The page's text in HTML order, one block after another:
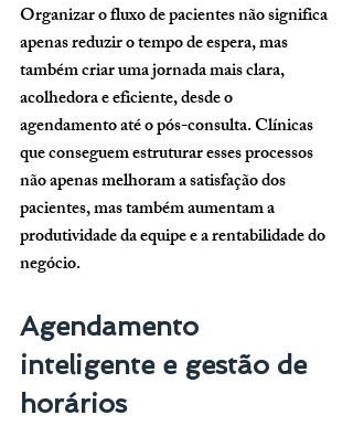
Organizar o fluxo de pacientes não significa
apenas reduzir o tempo de espera, mas
também criar uma jornada mais clara,
acolhedora e eficiente, desde o
agendamento até o pós-consulta. Clínicas
que conseguem estruturar esses processos
não apenas melhoram a satisfação dos
pacientes, mas também aumentam a
produtividade da equipe e a rentabilidade do
negócio.
Agendamento
inteligente e gestão de
horários